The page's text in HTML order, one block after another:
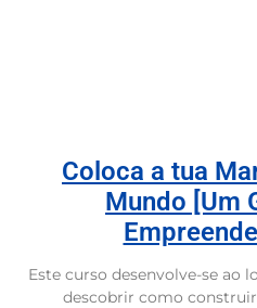
Coloca a tua
Mundo [Um
Este curso desenvolve-se ao
descobrir como